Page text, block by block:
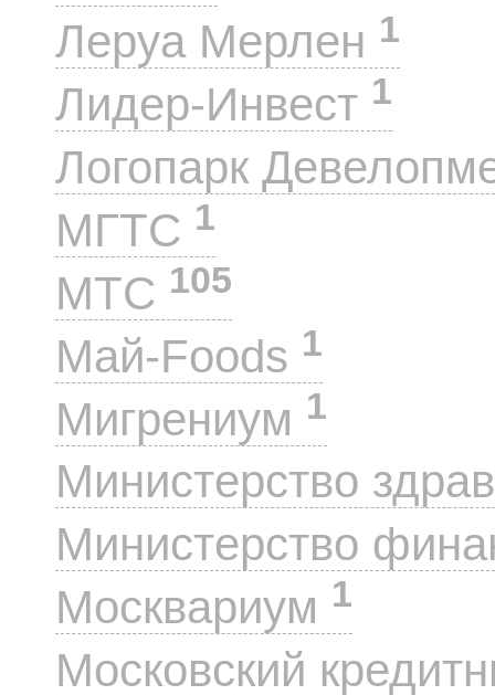
Леруа Мерлен 1
Лидер-Инвест 1
Логопарк
МГТС 1
МТС 105
Май-Foods 1
Мигрениум 1
Министерство
Министерство
Москвариум 1
Московский